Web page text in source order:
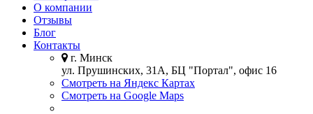
О компании
Отзывы
Блог
Контакты
г. Минск
ул. Прушинских, 31А, БЦ "Портал", офис 16
Смотреть на Яндекс Картах
Смотреть на Google Maps